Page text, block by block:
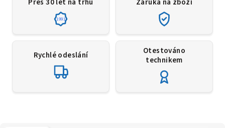
1991
Rychlé odeslání
Otestováno
technikem